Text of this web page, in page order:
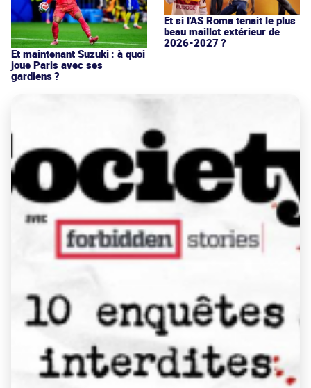
Et maintenant Suzuki : à quoi
joue Paris avec ses
gardiens ?
Et si l'AS Roma tenait le plus
beau maillot extérieur de
2026-2027 ?